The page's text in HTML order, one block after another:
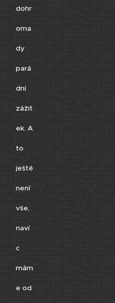
dohr
oma
dy
pará
dní
zážit
ek. A
to
ještě
není
vše,
naví
c
mám
e od